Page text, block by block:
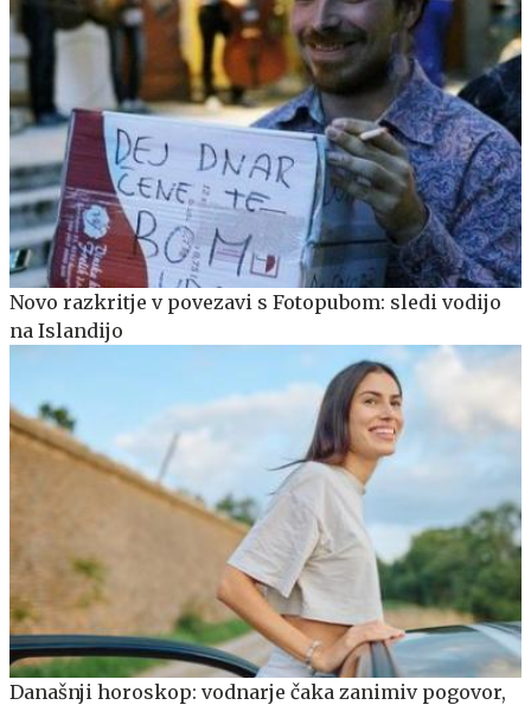
Novo razkritje v povezavi s Fotopubom: sledi vodijo
na Islandijo
Današnji horoskop: vodnarje čaka zanimiv pogovor,